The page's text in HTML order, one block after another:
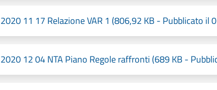
2020 11 17 Relazione VAR 1 (806,92 KB - Pubblicato il
2020 12 04 NTA Piano Regole raffronti (689 KB -